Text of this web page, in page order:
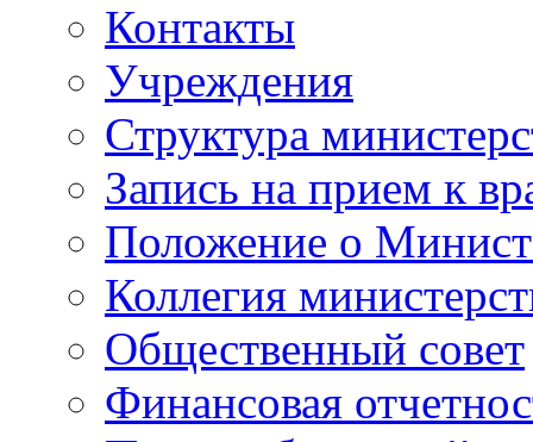
Контакты
Учреждения
Структура
Запись на прием к
Положение о
Коллегия
Общественный совет
Финансовая